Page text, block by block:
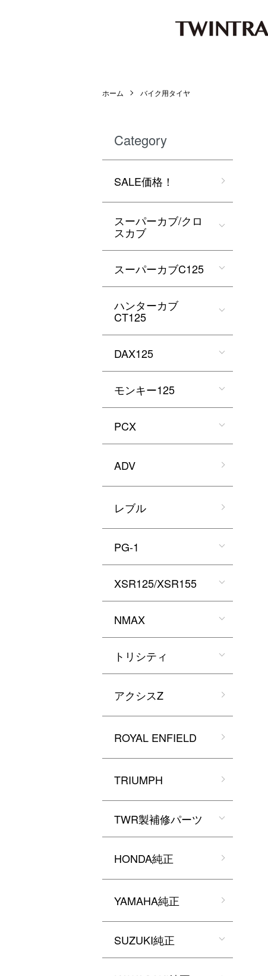
ホーム バイク用タイヤ
Category
SALE価格！
スーパーカブ/クロ
スカブ
スーパーカブC125
ハンターカブ
CT125
DAX125
モンキー125
PCX
ADV
レブル
PG-1
XSR125/XSR155
NMAX
トリシティ
アクシスZ
ROYAL ENFIELD
TRIUMPH
TWR製補修パーツ
HONDA純正
YAMAHA純正
SUZUKI純正